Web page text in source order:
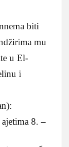
biti
mu
u El-
i
8. –